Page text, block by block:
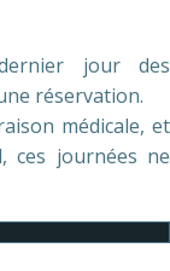
jour des
réservation.
médicale, et
ces journées ne